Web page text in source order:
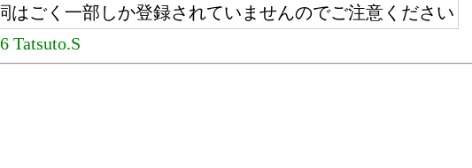
はごく一部しか登録されていませんのでご注意ください
Tatsuto.S